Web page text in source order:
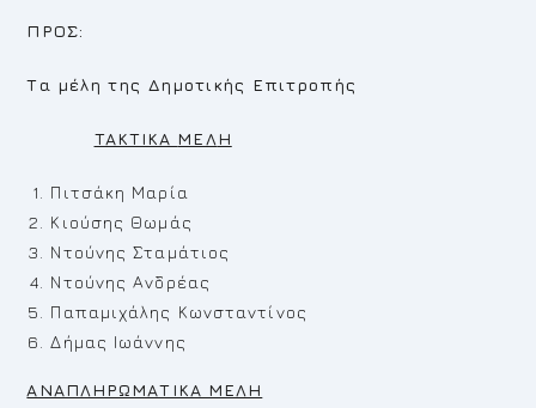
ΠΡΟΣ:
Τα μέλη της Δημοτικής Επιτροπής
TAKTIKA MEΛH
Πιτσάκη Μαρία
Κιούσης Θωμάς
Ντούνης Σταμάτιος
Ντούνης Ανδρέας
Παπαμιχάλης Κωνσταντίνος
Δήμας Ιωάννης
ΑΝΑΠΛΗΡΩΜΑΤΙΚΑ ΜΕΛΗ